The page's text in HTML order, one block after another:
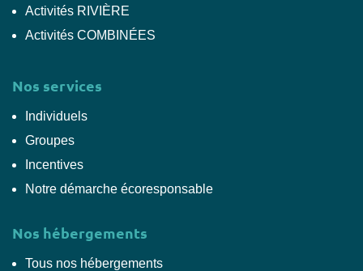
Activités RIVIÈRE
Activités COMBINÉES
Nos services
Individuels
Groupes
Incentives
Notre démarche écoresponsable
Nos hébergements
Tous nos hébergements